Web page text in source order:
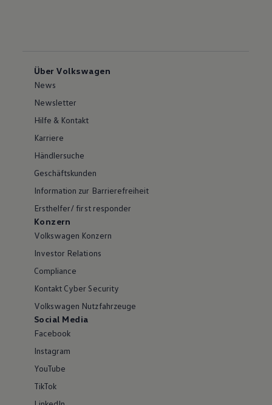
Über Volkswagen
News
Newsletter
Hilfe & Kontakt
Karriere
Händlersuche
Geschäftskunden
Information zur Barrierefreiheit
Ersthelfer/ first responder
Konzern
Volkswagen Konzern
Investor Relations
Compliance
Kontakt Cyber Security
Volkswagen Nutzfahrzeuge
Social Media
Facebook
Instagram
YouTube
TikTok